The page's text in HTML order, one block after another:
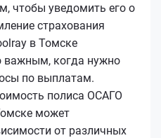
чтобы уведомить его о
страхования
в Томске
важным, когда нужно
по выплатам.
полиса ОСАГО
может
от различных